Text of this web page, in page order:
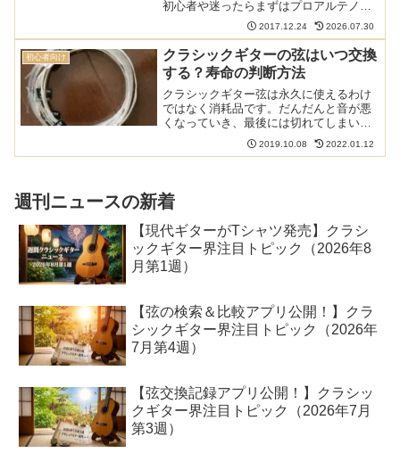
初心者や迷ったらまずはプロアルテノー
マル、といわれるほど信頼度が高く、プ
ロの中にも愛用者が多くいます。そんな
ダダリオプロアルテのクラシックギター
用弦について、クラシック...
2017.12.24 2026.07.30
初心者向け
クラシックギターの弦はいつ交換
する？寿命の判断方法
クラシックギター弦は永久に使えるわけ
ではなく消耗品です。だんだんと音が悪
くなっていき、最後には切れてしまいま
す。では、何をもって寿命と判断し、い
つ交換すればいいのでしょうか？この記
2019.10.08 2022.01.12
週刊ニュースの新着
【現代ギターがTシャツ発売】クラシ
ックギター界注目トピック（2026年8
月第1週）
【弦の検索＆比較アプリ公開！】クラ
シックギター界注目トピック（2026年
7月第4週）
【弦交換記録アプリ公開！】クラシッ
クギター界注目トピック（2026年7月
第3週）